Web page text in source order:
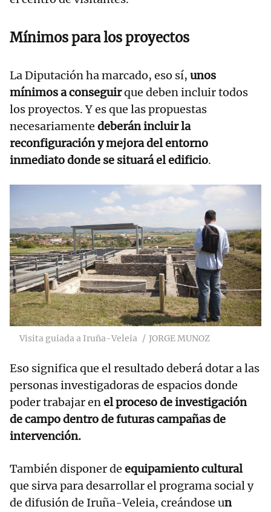
Mínimos para los proyectos
La Diputación ha marcado, eso sí, unos
mínimos a conseguirque deben incluir todos
los proyectos. Y es que las propuestas
necesariamente deberán incluir la
reconfiguración y mejora del entorno
inmediato donde se situará el edificio.
Visita guiada a Iruña-Veleia JORGE MUNOZ
Eso significa que el resultado deberá dotar a las
personas investigadoras de espacios donde
poder trabajar enel proceso de investigación
de campo dentro de futuras campañas de
intervención.
También disponer de equipamiento cultural
que sirva para desarrollar el programa social y
de difusión de Iruña-Veleia, creándose un